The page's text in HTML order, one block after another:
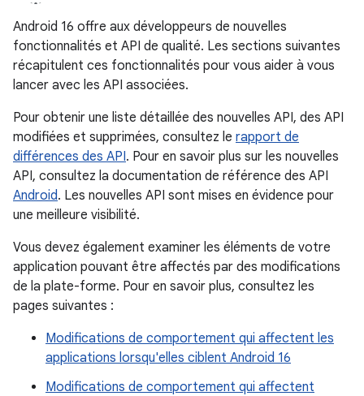
Android 16 offre aux développeurs de nouvelles
fonctionnalités et API de qualité. Les sections suivantes
récapitulent ces fonctionnalités pour vous aider à vous
lancer avec les API associées.
Pour obtenir une liste détaillée des nouvelles API, des API
modifiées et supprimées, consultez le rapport de
différences des API. Pour en savoir plus sur les nouvelles
API, consultez la documentation de référence des API
Android. Les nouvelles API sont mises en évidence pour
une meilleure visibilité.
Vous devez également examiner les éléments de votre
application pouvant être affectés par des modifications
de la plate-forme. Pour en savoir plus, consultez les
pages suivantes :
Modifications de comportement qui affectent les
applications lorsqu'elles ciblent Android 16
Modifications de comportement qui affectent